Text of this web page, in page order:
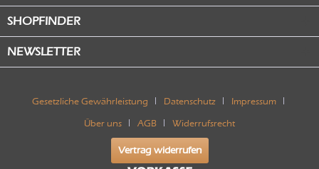
SHOPFINDER
NEWSLETTER
Gesetzliche Gewährleistung Datenschutz Impressum
Über uns AGB Widerrufsrecht
Vertrag widerrufen